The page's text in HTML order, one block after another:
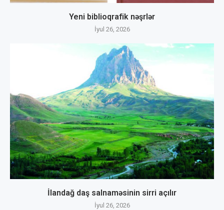
Yeni biblioqrafik nəşrlər
İyul 26, 2026
İlandağ daş salnaməsinin sirri açılır
İyul 26, 2026